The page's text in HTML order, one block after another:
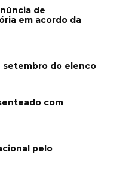
de
em acordo da
setembro do elenco
com
pelo